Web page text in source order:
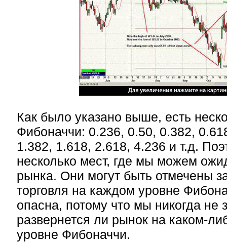
Как было указано выше, есть
Фибоначчи: 0.236, 0.50, 0.382,
1.382, 1.618, 2.618, 4.236 и т.д.
несколько мест, где мы можем
рынка. Они могут быть отмечены
торговля на каждом уровне
опасна, потому что мы никогда не
развернется ли рынок на каком-
уровне Фибоначчи.